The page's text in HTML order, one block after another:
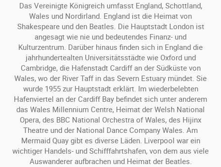
Das Vereinigte Königreich umfasst England, Schottland,
Wales und Nordirland. England ist die Heimat von
Shakespeare und den Beatles. Die Hauptstadt London ist
angesagt wie nie und bedeutendes Finanz- und
Kulturzentrum. Darüber hinaus finden sich in England die
jahrhundertealten Universitätsstädte wie Oxford und
Cambridge, die Hafenstadt Cardiff an der Südküste von
Wales, wo der River Taff in das Severn Estuary mündet. Sie
wurde 1955 zur Hauptstadt erklärt. Im wiederbelebten
Hafenviertel an der Cardiff Bay befindet sich unter anderem
das Wales Millennium Centre, Heimat der Welsh National
Opera, des BBC National Orchestra of Wales, des Hijinx
Theatre und der National Dance Company Wales. Am
Mermaid Quay gibt es diverse Läden. Liverpool war ein
wichtiger Handels- und Schifffahrtshafen, von dem aus viele
Auswanderer aufbrachen und Heimat der Beatles.